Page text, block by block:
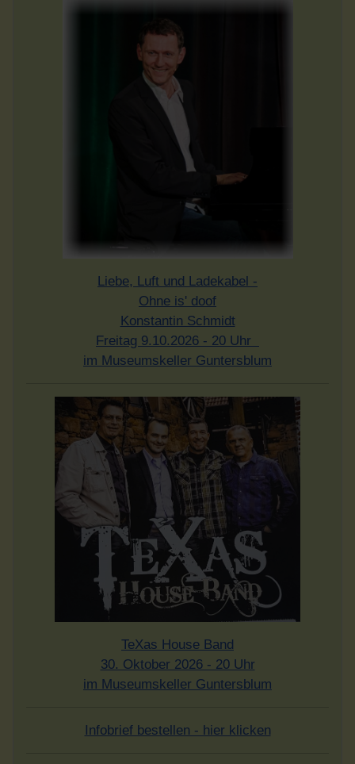
Liebe, Luft und Ladekabel -
Ohne is' doof
Konstantin Schmidt
Freitag 9.10.2026 - 20 Uhr
im Museumskeller Guntersblum
TeXas House Band
30. Oktober 2026 - 20 Uhr
im Museumskeller Guntersblum
Infobrief bestellen - hier klicken